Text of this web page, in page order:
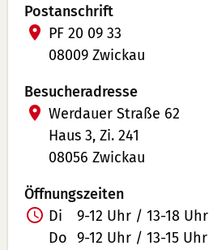
Postanschrift
PF 20 09 33
08009 Zwickau
Besucheradresse
Werdauer Straße 62
Haus 3, Zi. 241
08056 Zwickau
Öffnungszeiten
Di
9-12 Uhr / 13-18 Uhr
Do 9-12 Uhr / 13-15 Uhr